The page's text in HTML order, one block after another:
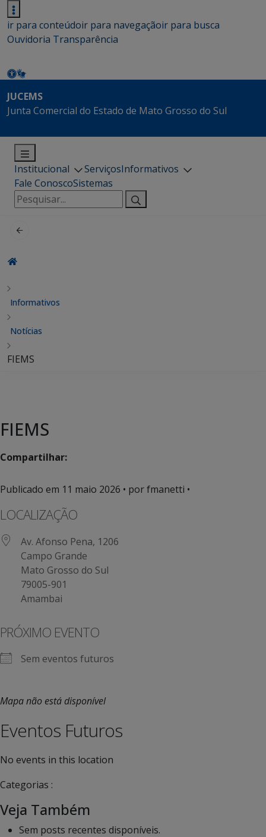
ir para conteúdoir para navegaçãoir para busca
Ouvidoria Transparência
JUCEMS
Junta Comercial do Estado de Mato Grosso do Sul
Institucional ServiçosInformativos
Fale ConoscoSistemas
Pesquisar
por:
Informativos
Notícias
FIEMS
FIEMS
Compartilhar:
Publicado em 11 maio 2026 • por fmanetti •
LOCALIZAÇÃO
Av. Afonso Pena, 1206
Campo Grande
Mato Grosso do Sul
79005-901
Amambai
PRÓXIMO EVENTO
Sem eventos futuros
Mapa não está disponível
Eventos Futuros
No events in this location
Categorias :
Veja Também
Sem posts recentes disponíveis.